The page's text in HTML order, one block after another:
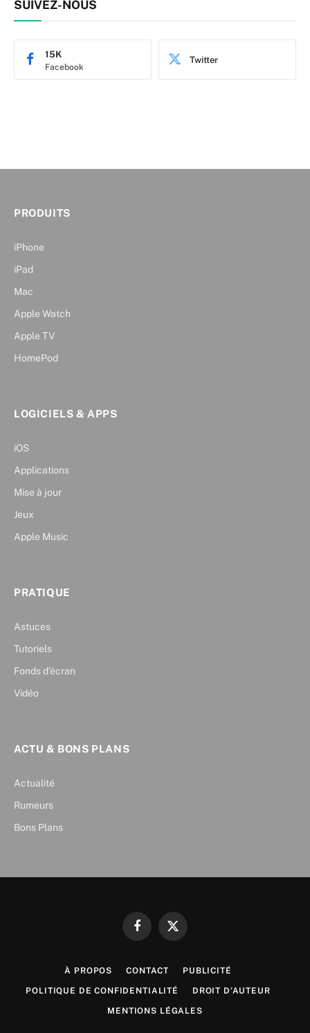
SUIVEZ-NOUS
Facebook
15K Twitter
PRODUITS
iPhone
iPad
Mac
Apple Watch
Apple TV
HomePod
LOGICIELS & APPS
iOS
Applications
Mise à jour
Jeux
Apple Music
PRATIQUE
Astuces
Tutoriels
Fonds d’écran
Vidéo
ACTU & BONS PLANS
Actualité
Rumeurs
Bons Plans
FacebookX
À PROPOS CONTACT PUBLICITÉ
POLITIQUE DE CONFIDENTIALITÉ DROIT D’AUTEUR
MENTIONS LÉGALES